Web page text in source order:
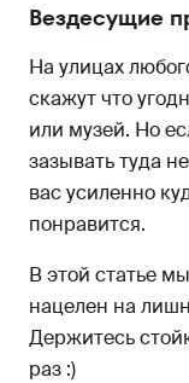
Вездесущие
На улицах
скажут что
или музей. Но
зазывать туда
вас усиленно
понравится.
В этой статье
нацелен на
Держитесь
раз :)